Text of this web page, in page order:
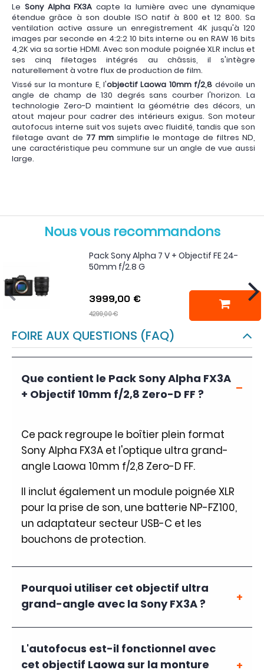
Le Sony Alpha FX3A capte la lumière avec une dynamique
étendue grâce à son double ISO natif à 800 et 12 800. Sa
ventilation active assure un enregistrement 4K jusqu'à 120
images par seconde en 4:2:2 10 bits interne ou en RAW 16 bits
4,2K via sa sortie HDMI. Avec son module poignée XLR inclus et
ses cinq filetages intégrés au châssis, il s'intègre
naturellement à votre flux de production de film.
Vissé sur la monture E, l'objectif Laowa 10mm f/2,8 dévoile un
angle de champ de 130 degrés sans courber l'horizon. La
technologie Zero-D maintient la géométrie des décors, un
atout majeur pour cadrer des intérieurs exigus. Son moteur
autofocus interne suit vos sujets avec fluidité, tandis que son
filetage avant de 77 mm simplifie le montage de filtres ND,
une caractéristique peu commune sur un angle de vue aussi
large.
Nous vous recommandons
Pack Sony Alpha 7 V + Objectif FE 24-
50mm f/2.8 G
3999,00 €
4299,00 €
FOIRE AUX QUESTIONS (FAQ)
Que contient le Pack Sony Alpha FX3A
+ Objectif 10mm f/2,8 Zero-D FF ?
Ce pack regroupe le boîtier plein format
Sony Alpha FX3A et l'optique ultra grand-
angle Laowa 10mm f/2,8 Zero-D FF.
Il inclut également un module poignée XLR
pour la prise de son, une batterie NP-FZ100,
un adaptateur secteur USB-C et les
bouchons de protection.
Pourquoi utiliser cet objectif ultra
grand-angle avec la Sony FX3A ?
L'autofocus est-il fonctionnel avec
cet objectif Laowa sur la monture